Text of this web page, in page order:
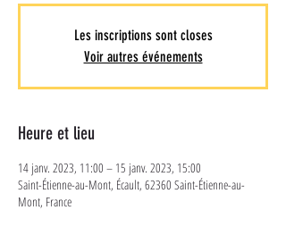
Les inscriptions sont closes
Voir autres événements
Heure et lieu
14 janv. 2023, 11:00 – 15 janv. 2023, 15:00
Saint-Étienne-au-Mont, Écault, 62360 Saint-Étienne-au-
Mont, France